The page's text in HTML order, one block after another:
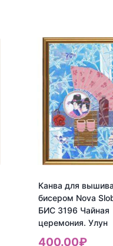
вышивания
бисером
Nova
Sloboda
БИС
3137
Летний
вечер
Канва для
бисером Nova
БИС 3196 Чайная
церемония. Улун
400.00₽